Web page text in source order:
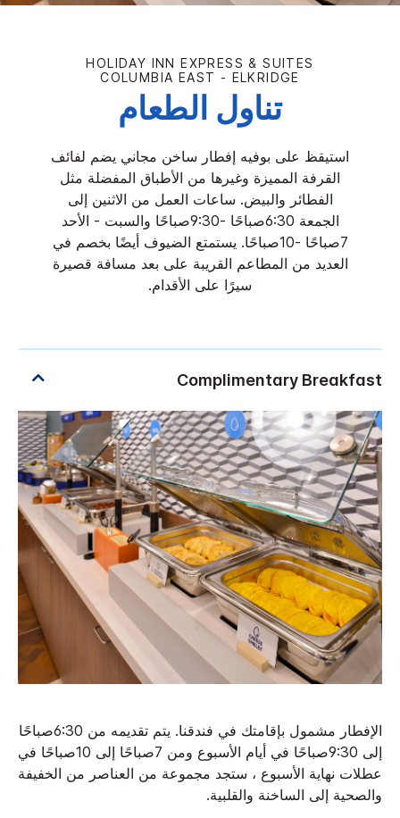
HOLIDAY INN EXPRESS & SUITES
COLUMBIA EAST - ELKRIDGE
تناول الطعام
استيقظ على بوفيه إفطار ساخن مجاني يضم لفائف
القرفة المميزة وغيرها من الأطباق المفضلة مثل
الفطائر والبيض. ساعات العمل من الاثنين إلى
الجمعة 6:30صباحًا -9:30صباحًا والسبت - الأحد
7صباحًا -10صباحًا. يستمتع الضيوف أيضًا بخصم في
العديد من المطاعم القريبة على بعد مسافة قصيرة
سيرًا على الأقدام.
الإفطار مشمول بإقامتك في فندقنا. يتم تقديمه من 6:30صباحًا
إلى 9:30صباحًا في أيام الأسبوع ومن 7صباحًا إلى 10صباحًا في
عطلات نهاية الأسبوع ، ستجد مجموعة من العناصر من الخفيفة
والصحية إلى الساخنة والقلبية.